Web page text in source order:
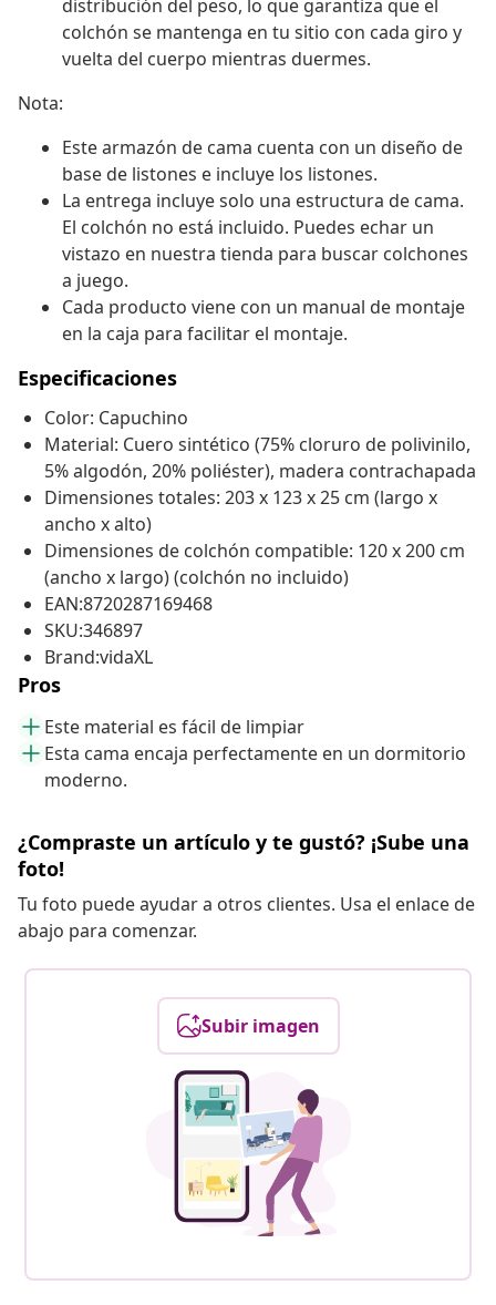
distribución del peso, lo que garantiza que el
colchón se mantenga en tu sitio con cada giro y
vuelta del cuerpo mientras duermes.
Nota:
Este armazón de cama cuenta con un diseño de
base de listones e incluye los listones.
La entrega incluye solo una estructura de cama.
El colchón no está incluido. Puedes echar un
vistazo en nuestra tienda para buscar colchones
a juego.
Cada producto viene con un manual de montaje
en la caja para facilitar el montaje.
Especificaciones
Color: Capuchino
Material: Cuero sintético (75% cloruro de polivinilo,
5% algodón, 20% poliéster), madera contrachapada
Dimensiones totales: 203 x 123 x 25 cm (largo x
ancho x alto)
Dimensiones de colchón compatible: 120 x 200 cm
(ancho x largo) (colchón no incluido)
EAN:8720287169468
SKU:346897
Brand:vidaXL
Pros
Este material es fácil de limpiar
Esta cama encaja perfectamente en un dormitorio
moderno.
¿Compraste un artículo y te gustó? ¡Sube una
foto!
Tu foto puede ayudar a otros clientes. Usa el enlace de
abajo para comenzar.
Subir imagen